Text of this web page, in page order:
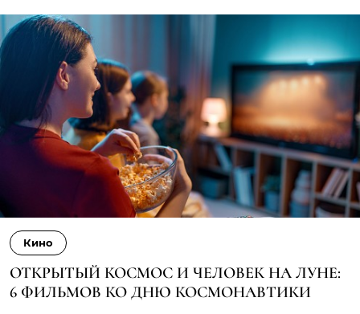
Кино
ОТКРЫТЫЙ КОСМОС И ЧЕЛОВЕК НА ЛУНЕ:
6 ФИЛЬМОВ КО ДНЮ КОСМОНАВТИКИ